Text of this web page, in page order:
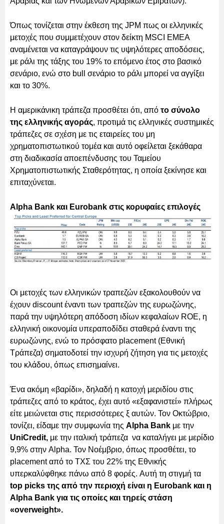
Όπως τονίζεται στην έκθεση της JPM πως οι ελληνικές
μετοχές που συμμετέχουν στον δείκτη MSCI EMEA
αναμένεται να καταγράψουν τις υψηλότερες αποδόσεις,
με ράλι της τάξης του 19% το επόμενο έτος στο βασικό
σενάριο, ενώ στο bull σενάριο το ράλι μπορεί να αγγίξει
και το 30%.
Η αμερικάνικη τράπεζα προσθέτει ότι, από το σύνολο
της ελληνικής αγοράς, προτιμά τις ελληνικές συστημικές
τράπεζες σε σχέση με τις εταιρείες του μη
χρηματοπιστωτικού τομέα και αυτό οφείλεται ξεκάθαρα
στη διαδικασία αποεπένδυσης του Ταμείου
Χρηματοπιστωτικής Σταθερότητας, η οποία ξεκίνησε και
επιταχύνεται.
Alpha Bank και Eurobank στις κορυφαίες επιλογές
Οι μετοχές των ελληνικών τραπεζών εξακολουθούν να
έχουν discount έναντι των τραπεζών της ευρωζώνης,
παρά την υψηλότερη απόδοση ιδίων κεφαλαίων ROE, η
ελληνική οικονομία υπεραποδίδει σταθερά έναντι της
ευρωζώνης, ενώ το πρόσφατο placement (Εθνική
Τράπεζα) σηματοδοτεί την ισχυρή ζήτηση για τις μετοχές
του κλάδου, όπως επισημαίνει.
Ένα ακόμη «βαρίδι», δηλαδή η κατοχή μεριδίου στις
τράπεζες από το κράτος, έχει αυτό «εξαφανιστεί» πλήρως
είτε μειώνεται στις περισσότερες ξ αυτών. Τον Οκτώβριο,
τονίζει, είδαμε την συμφωνία της Alpha Bank με την
UniCredit, με την ιταλική τράπεζα να καταλήγει με μερίδιο
9,9% στην Alpha. Τον Νοέμβριο, όπως προσθέτει, το
placement από το ΤΧΣ του 22% της Εθνικής
υπερκαλύφθηκε πάνω από 8 φορές. Αυτή τη στιγμή τα
top picks της από την περιοχή είναι η Eurobank και η
Alpha Bank για τις οποίες και τηρείς στάση
«overweight».